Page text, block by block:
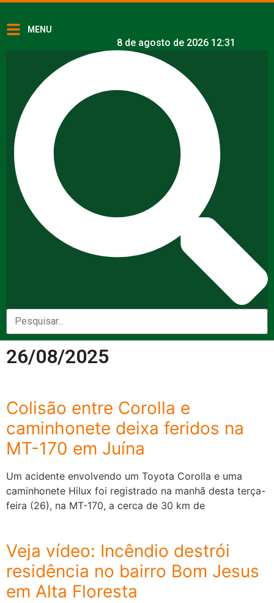
MENU
8 de agosto de 2026 12:31
26/08/2025
Colisão entre Corolla e
caminhonete deixa feridos na
MT-170 em Juína
Um acidente envolvendo um Toyota Corolla e uma
caminhonete Hilux foi registrado na manhã desta terça-
feira (26), na MT-170, a cerca de 30 km de
Veja vídeo: Incêndio destrói
residência no bairro Bom Jesus
em Alta Floresta